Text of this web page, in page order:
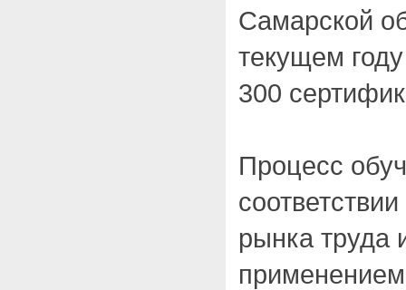
Самарской
текущем
300
Процесс
рынка труда